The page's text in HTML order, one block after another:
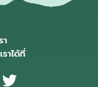
า
าได้ที่